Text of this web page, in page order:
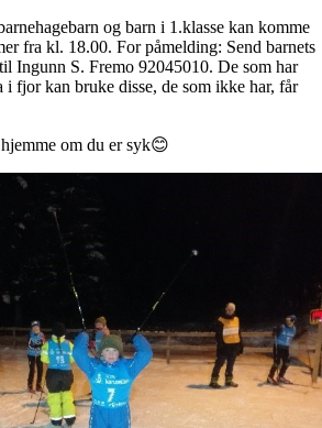
og barn i 1.klasse kan komme
fra kl. 18.00. For påmelding: Send barnets
Ingunn S. Fremo 92045010. De som har
i fjor kan bruke disse, de som ikke har, får
om du er syk😊